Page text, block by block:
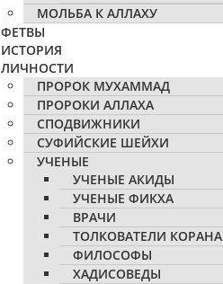
МОЛЬБА К АЛЛАХУ
ФЕТВЫ
ИСТОРИЯ
ЛИЧНОСТИ
ПРОРОК МУХАММАД
ПРОРОКИ АЛЛАХА
СПОДВИЖНИКИ
СУФИЙСКИЕ ШЕЙХИ
УЧЕНЫЕ
УЧЕНЫЕ АКИДЫ
УЧЕНЫЕ ФИКХА
ВРАЧИ
ТОЛКОВАТЕЛИ КОРАНА
ФИЛОСОФЫ
ХАДИСОВЕДЫ